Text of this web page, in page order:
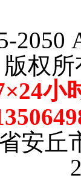
2050
版权
小
安